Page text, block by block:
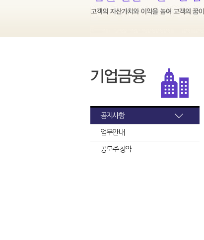
공지사항
업무안내
공모주 청약